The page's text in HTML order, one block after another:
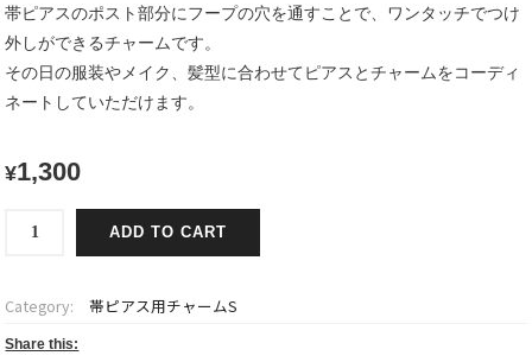
帯ピアスのポスト部分にフープの穴を通すことで、ワンタッチでつけ
外しができるチャームです。
その日の服装やメイク、髪型に合わせてピアスとチャームをコーディ
ネートしていただけます。
¥1,300
用
チ
ADD TO CART
Category: 帯ピアス用チャームS
Share this: